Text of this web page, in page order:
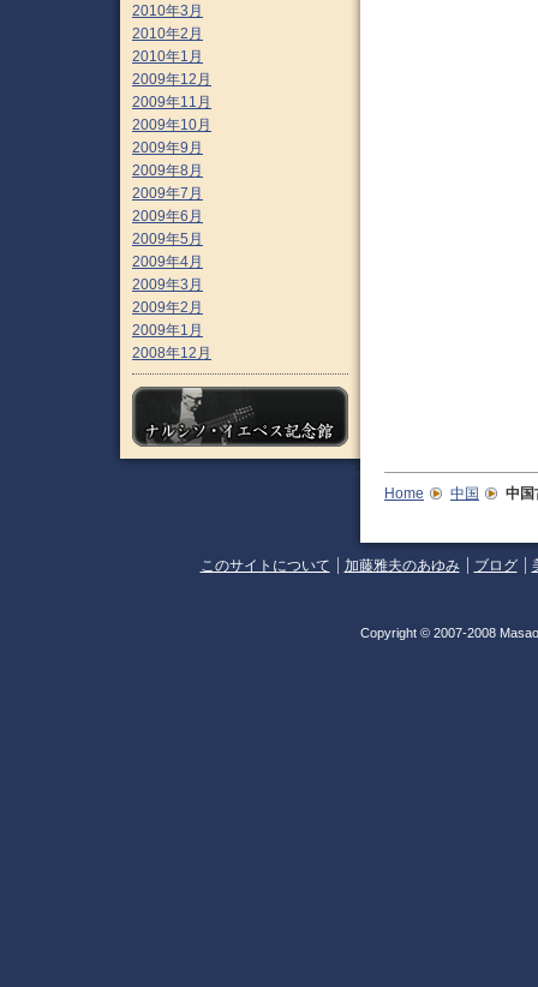
2010年3月
2010年2月
2010年1月
2009年12月
2009年11月
2009年10月
2009年9月
2009年8月
2009年7月
2009年6月
2009年5月
2009年4月
2009年3月
2009年2月
2009年1月
2008年12月
Home 中国 中国
このサイトについて 加藤雅夫のあゆみ ブログ
Copyright © 2007-2008